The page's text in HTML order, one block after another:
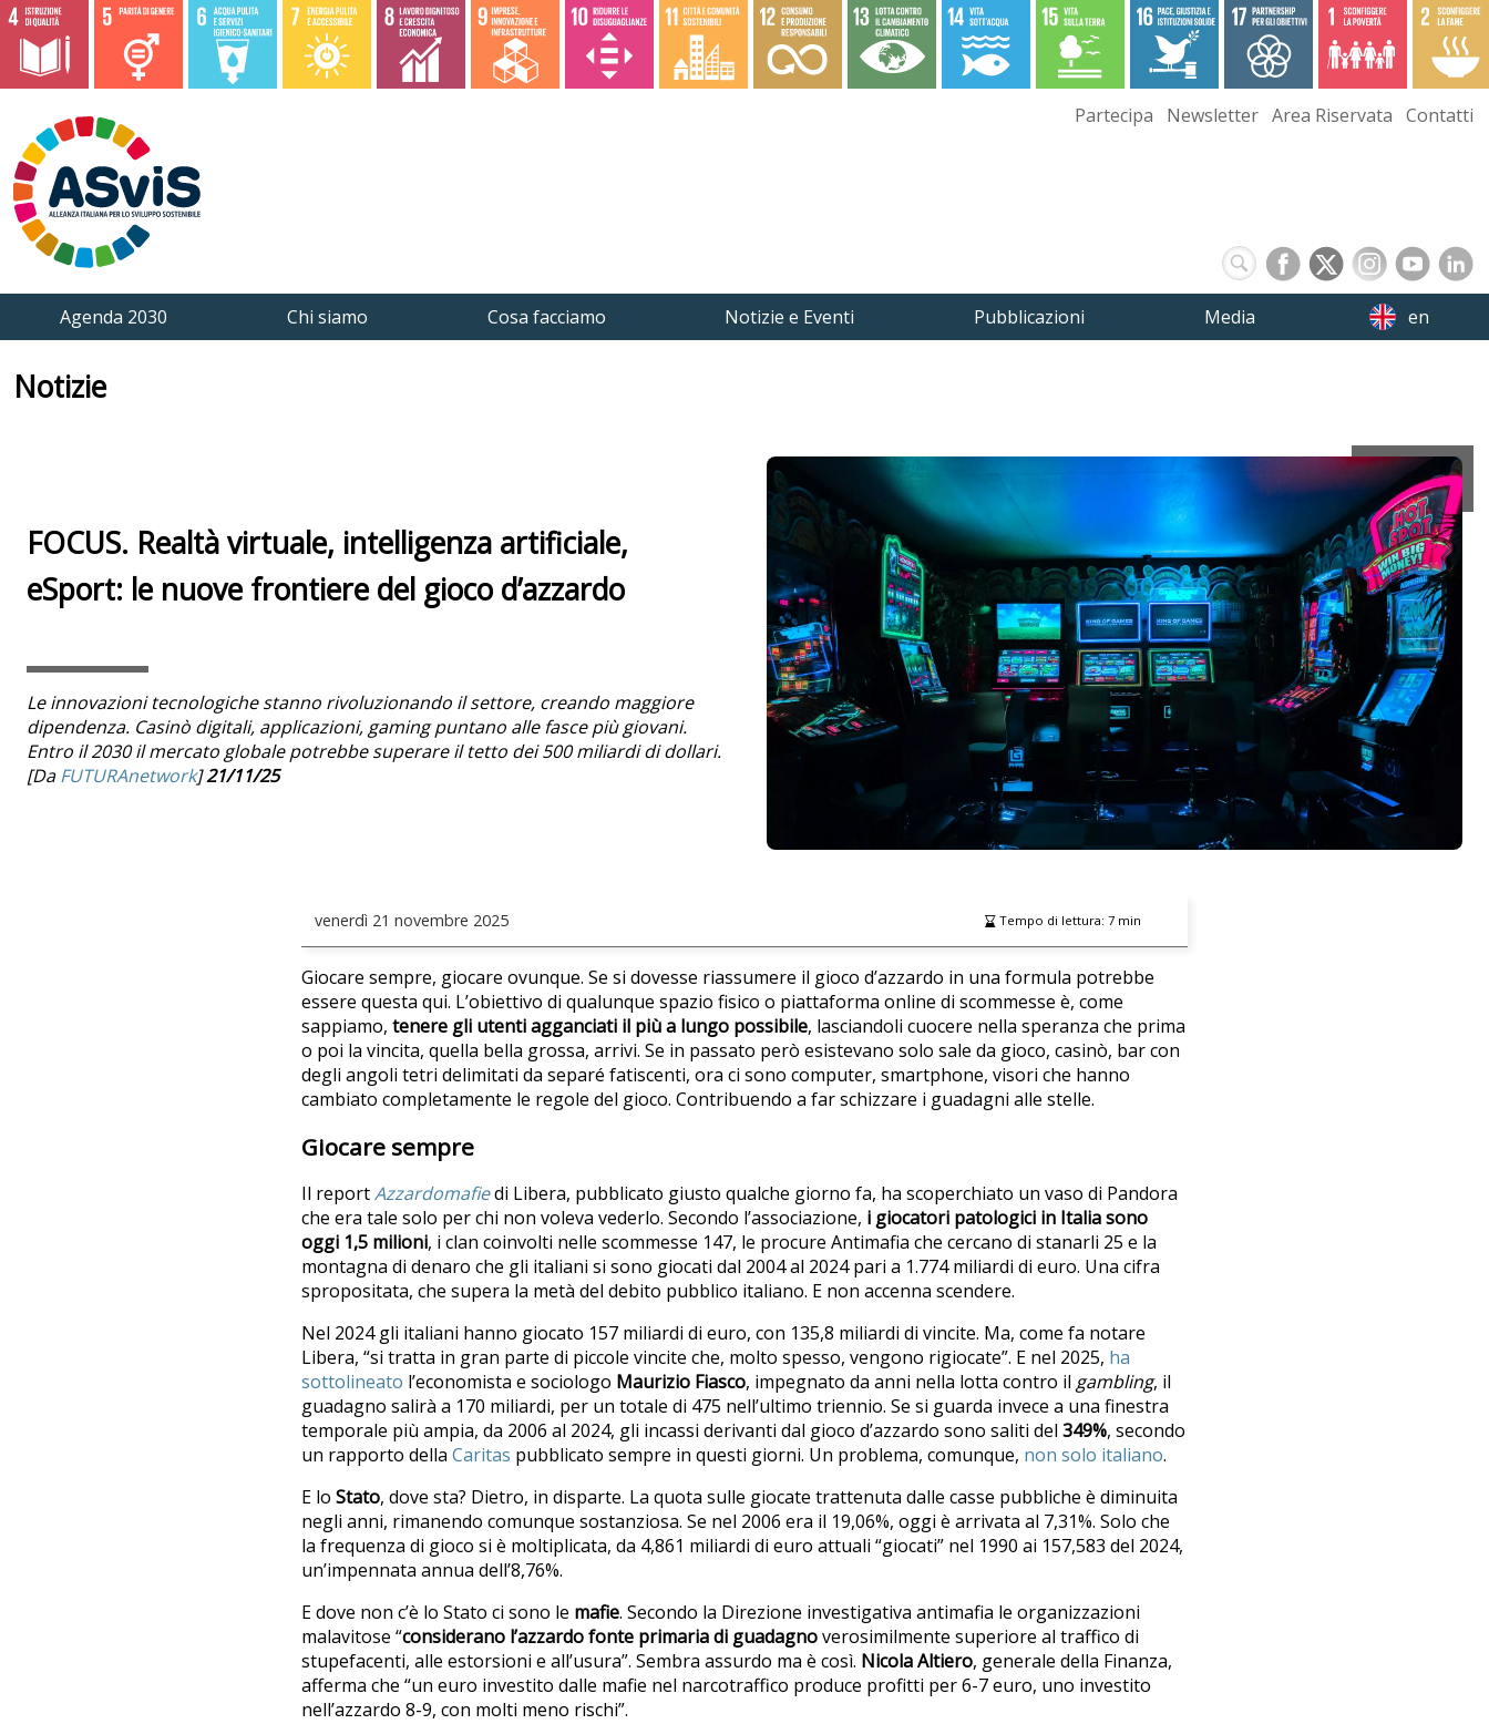
Partecipa Newsletter Area Riservata Contatti
Agenda 2030 Chi siamo Cosa facciamo Notizie e Eventi Pubblicazioni Media en
Notizie
FOCUS. Realtà virtuale, intelligenza artificiale,
eSport: le nuove frontiere del gioco d’azzardo
Le innovazioni tecnologiche stanno rivoluzionando il settore, creando maggiore
dipendenza. Casinò digitali, applicazioni, gaming puntano alle fasce più giovani.
Entro il 2030 il mercato globale potrebbe superare il tetto dei 500 miliardi di dollari.
[DaFUTURAnetwork]21/11/25
venerdì 21 novembre 2025 Tempo di lettura: 7min
Giocare sempre, giocare ovunque. Se si dovesse riassumere il gioco d’azzardo in una formula potrebbe
essere questa qui. L’obiettivo di qualunque spazio fisico o piattaforma online di scommesse è, come
sappiamo, tenere gli utenti agganciati il più a lungo possibile, lasciandoli cuocere nella speranza che prima
o poi la vincita, quella bella grossa, arrivi. Se in passato però esistevano solo sale da gioco, casinò, bar con
degli angoli tetri delimitati da separé fatiscenti, ora ci sono computer, smartphone, visori che hanno
cambiato completamente le regole del gioco. Contribuendo a far schizzare i guadagni alle stelle.
Giocare sempre
Il reportAzzardomafiedi Libera, pubblicato giusto qualche giorno fa, ha scoperchiato un vaso di Pandora
che era tale solo per chi non voleva vederlo. Secondo l’associazione, i giocatori patologici in Italia sono
oggi 1,5 milioni, i clan coinvolti nelle scommesse 147, le procure Antimafia che cercano di stanarli 25 e la
montagna di denaro che gli italiani si sono giocati dal 2004 al 2024 pari a 1.774 miliardi di euro. Una cifra
spropositata, che supera la metà del debito pubblico italiano. E non accenna scendere.
Nel 2024 gli italiani hanno giocato 157 miliardi di euro, con 135,8 miliardi di vincite. Ma, come fa notare
Libera, “si tratta in gran parte di piccole vincite che, molto spesso, vengono rigiocate”. E nel 2025, ha
sottolineato l’economista e sociologo Maurizio Fiasco, impegnato da anni nella lotta contro il gambling, il
guadagno salirà a 170 miliardi, per un totale di 475 nell’ultimo triennio. Se si guarda invece a una finestra
temporale più ampia, da 2006 al 2024, gli incassi derivanti dal gioco d’azzardo sono saliti del 349%, secondo
un rapporto della Caritas pubblicato sempre in questi giorni. Un problema, comunque, non solo italiano.
E lo Stato, dove sta? Dietro, in disparte. La quota sulle giocate trattenuta dalle casse pubbliche è diminuita
negli anni, rimanendo comunque sostanziosa. Se nel 2006 era il 19,06%, oggi è arrivata al 7,31%. Solo che
la frequenza di gioco si è moltiplicata, da 4,861 miliardi di euro attuali “giocati” nel 1990 ai 157,583 del 2024,
un’impennata annua dell’8,76%.
E dove non c’è lo Stato ci sono le mafie. Secondo la Direzione investigativa antimafia le organizzazioni
malavitose “considerano l’azzardo fonte primaria di guadagnoverosimilmente superiore al traffico di
stupefacenti, alle estorsioni e all’usura”. Sembra assurdo ma è così. Nicola Altiero, generale della Finanza,
afferma che “un euro investito dalle mafie nel narcotraffico produce profitti per 6-7 euro, uno investito
nell’azzardo 8-9, con molti meno rischi”.